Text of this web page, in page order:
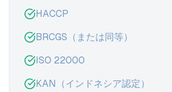
HACCP
BRCGS（または同等）
ISO 22000
KAN（インドネシア認定）